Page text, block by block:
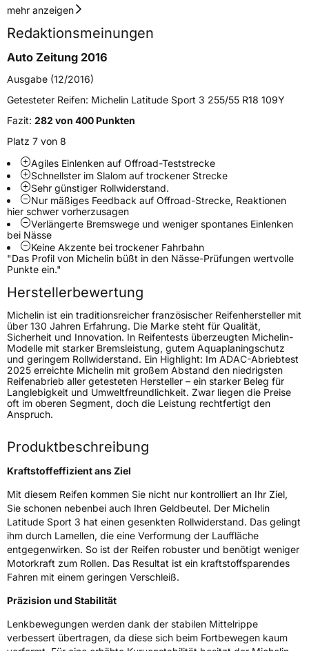
Geschwindigkeitsindex
Höchstgeschwindigkeit
270 km/h
Lastindex110
Höchstlast1060 kg
Gewicht (in kg)15,93 kg
Generelle Merkmale
FahrzeugtypSUV
VerwendungSommerreifen
ModellnameLatitude Sport 3
Fahrzeugart
Weitere Eigenschaften
Zustand Neureifen
VerstärktXL
EU Label
NasshaftungA
Rollgeräusch (Klasse) A
Rollgeräusch (dB)70
FahrzeugklasseC1
EisgripNein
EPREL ID 413004
mehr anzeigen
Redaktionsmeinungen
Auto Zeitung 2016
Ausgabe (12/2016)
Getesteter Reifen: Michelin Latitude Sport 3 255/55 R18 109Y
Fazit: 282 von 400 Punkten
Platz 7 von 8
Agiles Einlenken auf Offroad-Teststrecke
Schnellster im Slalom auf trockener Strecke
Sehr günstiger Rollwiderstand.
Nur mäßiges Feedback auf Offroad-Strecke, Reaktionen
hier schwer vorherzusagen
Verlängerte Bremswege und weniger spontanes Einlenken
bei Nässe
Keine Akzente bei trockener Fahrbahn
"Das Profil von Michelin büßt in den Nässe-Prüfungen wertvolle
Punkte ein."
Herstellerbewertung
Michelin ist ein traditionsreicher französischer Reifenhersteller mit
über 130 Jahren Erfahrung. Die Marke steht für Qualität,
Sicherheit und Innovation. In Reifentests überzeugten Michelin-
Modelle mit starker Bremsleistung, gutem Aquaplaningschutz
und geringem Rollwiderstand. Ein Highlight: Im ADAC-Abriebtest
2025 erreichte Michelin mit großem Abstand den niedrigsten
Reifenabrieb aller getesteten Hersteller – ein starker Beleg für
Langlebigkeit und Umweltfreundlichkeit. Zwar liegen die Preise
oft im oberen Segment, doch die Leistung rechtfertigt den
Anspruch.
Produktbeschreibung
Kraftstoffeffizient ans Ziel
Mit diesem Reifen kommen Sie nicht nur kontrolliert an Ihr Ziel,
Sie schonen nebenbei auch Ihren Geldbeutel. Der Michelin
Latitude Sport 3 hat einen gesenkten Rollwiderstand. Das gelingt
ihm durch Lamellen, die eine Verformung der Lauffläche
entgegenwirken. So ist der Reifen robuster und benötigt weniger
Motorkraft zum Rollen. Das Resultat ist ein kraftstoffsparendes
Fahren mit einem geringen Verschleiß.
Präzision und Stabilität
Lenkbewegungen werden dank der stabilen Mittelrippe
verbessert übertragen, da diese sich beim Fortbewegen kaum